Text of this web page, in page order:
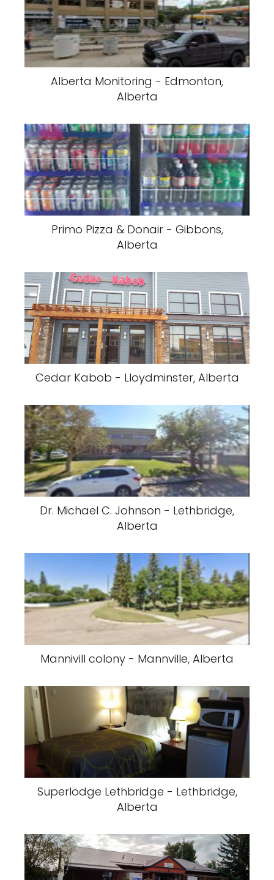
Alberta Monitoring - Edmonton,
Alberta
Primo Pizza & Donair - Gibbons,
Alberta
Cedar Kabob - Lloydminster, Alberta
Dr. Michael C. Johnson - Lethbridge,
Alberta
Mannivill colony - Mannville, Alberta
Superlodge Lethbridge - Lethbridge,
Alberta